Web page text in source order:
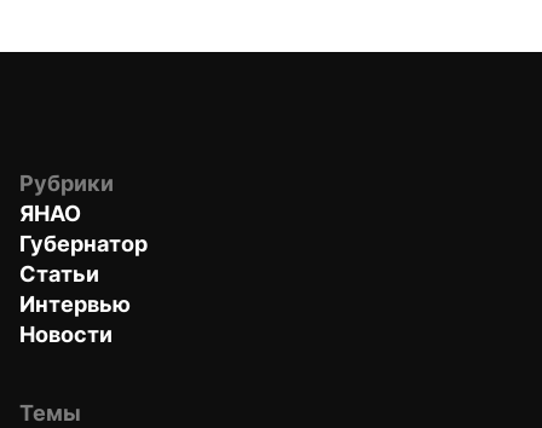
Рубрики
ЯНАО
Губернатор
Статьи
Интервью
Новости
Темы